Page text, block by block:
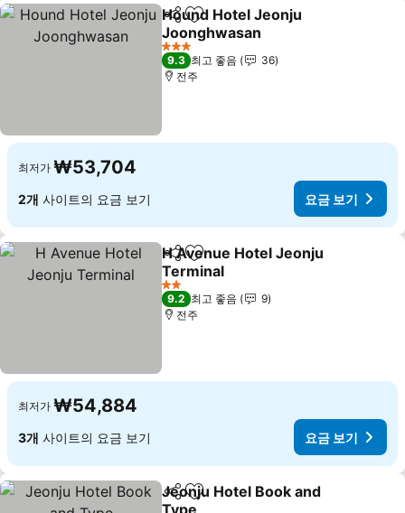
공유 즐겨찾기에 추가
Hound Hotel Jeonju
Joonghwasan
요금 보기
3 성급
9.3 최고 좋음
36
전주
최저가 ₩53,704
2개 사이트의 요금 보기 요금 보기
공유 즐겨찾기에 추가
H Avenue Hotel Jeonju
Terminal
요금 보기
2 성급
9.2 최고 좋음
9
전주
최저가 ₩54,884
3개 사이트의 요금 보기 요금 보기
공유 즐겨찾기에 추가
Jeonju Hotel Book and
Type